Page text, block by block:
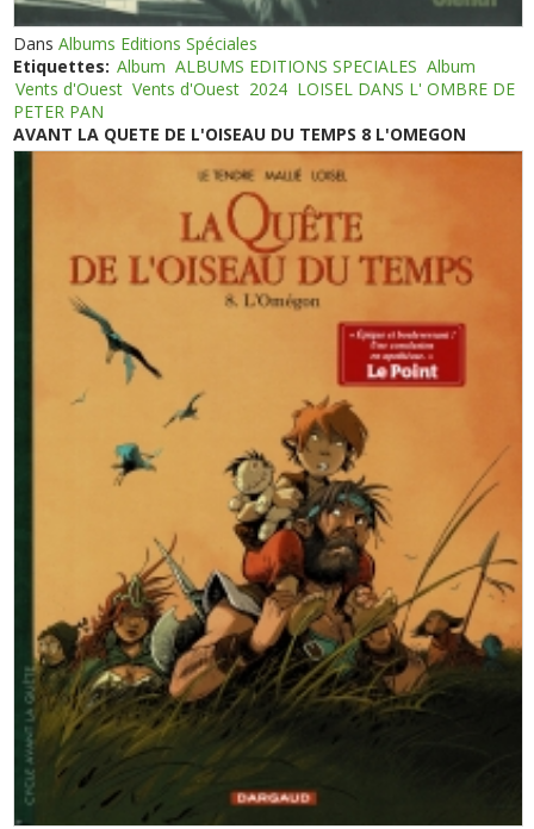
DansAlbums Editions Spéciales
Etiquettes: Album ALBUMS EDITIONS SPECIALES Album
Vents d'Ouest Vents d'Ouest 2024 LOISEL DANS L' OMBRE DE
PETER PAN
AVANT LA QUETE DE L'OISEAU DU TEMPS 8 L'OMEGON